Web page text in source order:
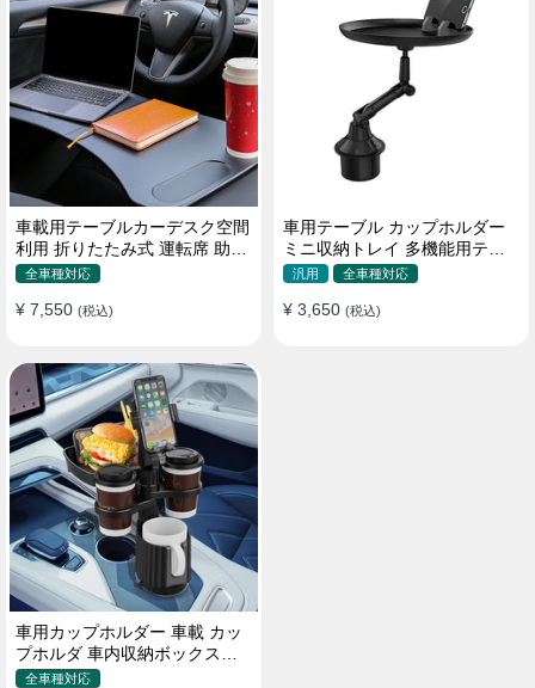
車載用テーブルカーデスク空間
利用 折りたたみ式 運転席 助手
席 多機能 滑り止め 安定
全車種対応
¥ 7,550 (税込)
車用テーブル カップホルダー
ミニ収納トレイ 多機能用テー
ブル 食事 物置き用 高品質
汎用 全車種対応
¥ 3,650 (税込)
車用カップホルダー 車載 カッ
プホルダ 車内収納ボックス車
載テーブル スマホ置き 調整可
全車種対応